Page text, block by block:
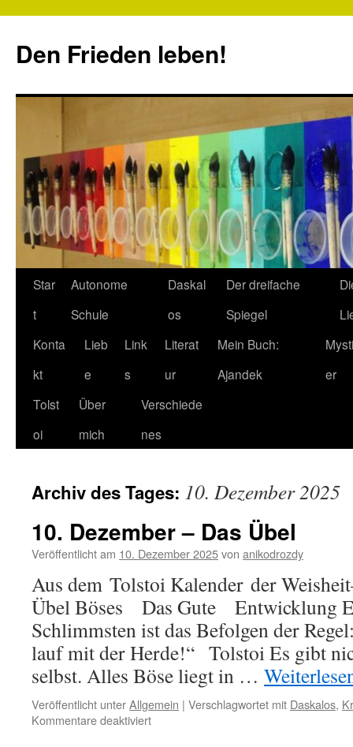
springen
Den Frieden leben!
Star
t
Autonome
Schule
Daskal
os
Der dreifache
Spiegel
Konta
kt
Lieb
e
Link
s
Literat
ur
Mein Buch:
Ajandek
er
Tolst
oi
Über
mich
Verschiede
nes
Archiv des Tages: 10. Dezember 2025
10. Dezember – Das Übel
Veröffentlicht am 10. Dezember 2025von anikodrozdy
Aus dem Tolstoi Kalender der
Übel Böses Das Gute Entwicklung
Schlimmsten ist das Befolgen der
lauf mit der Herde!“ Tolstoi Es gibt
selbst. Alles Böse liegt in …
Veröffentlicht unterAllgemein | Verschlagwortet mit Daskalos,
Kommentare deaktiviertfür